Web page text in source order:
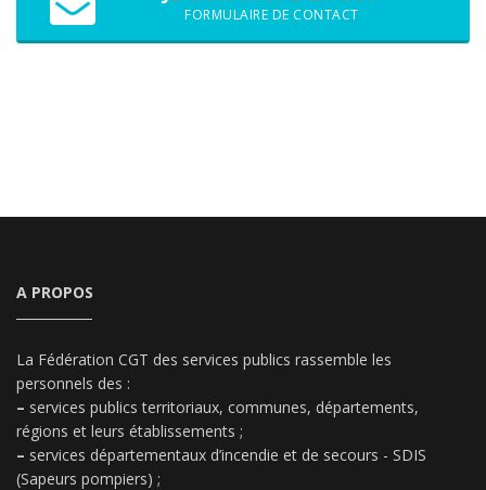
FORMULAIRE DE CONTACT
A PROPOS
La Fédération CGT des services publics rassemble les
personnels des :
– services publics territoriaux, communes, départements,
régions et leurs établissements ;
– services départementaux d’incendie et de secours - SDIS
(Sapeurs pompiers) ;